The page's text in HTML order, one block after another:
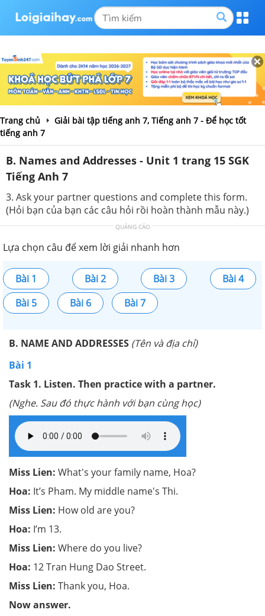
Trang chủ
Giải bài tập tiếng anh 7, Tiếng anh 7 - Để học tốt
tiếng anh 7
B. Names and Addresses - Unit 1 trang 15 SGK
Tiếng Anh 7
3. Ask your partner questions and complete this form.
(Hỏi bạn của bạn các câu hỏi rồi hoàn thành mẫu này.)
QUẢNG CÁO
Lựa chọn câu để xem lời giải nhanh hơn
Bài 1 Bài 2 Bài 3
Bài 4
Bài 5
Bài 6 Bài 7
B. NAME AND ADDRESSES (Tên và địa chỉ)
Bài 1
Task 1. Listen. Then practice with a partner.
(Nghe. Sau đó thực hành với bạn cùng học)
Miss Lien: What's your family name, Hoa?
Hoa: It’s Pham. My middle name's Thi.
Miss Lien: How old are you?
Hoa: I’m 13.
Miss Lien: Where do you live?
Hoa: 12 Tran Hung Dao Street.
Miss Lien: Thank you, Hoa.
Now answer.